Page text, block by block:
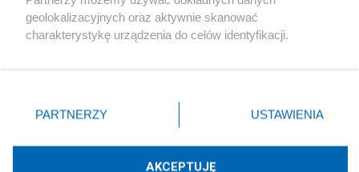
geolokalizacyjnych oraz aktywnie skanować
charakterystykę urządzenia do celów identyfikacji.
zmienić/wycofać klikając przycisk ustawień prywatności
znajdujący się w lewym dolnym rogu strony
rodzaje przetwarzania danych nie wymagają zgody
użytkownika, ale masz prawo sprzeciwić się takiemu
PARTNERZY USTAWIENIA
AKCEPTUJĘ